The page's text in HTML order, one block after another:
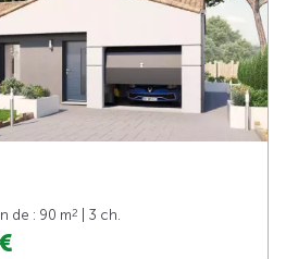
de : 90 m2
| 3 ch.